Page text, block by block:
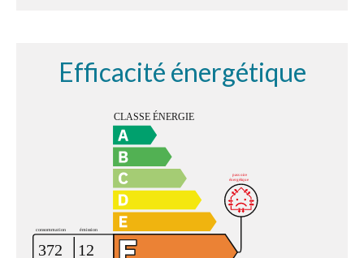
Efficacité énergétique